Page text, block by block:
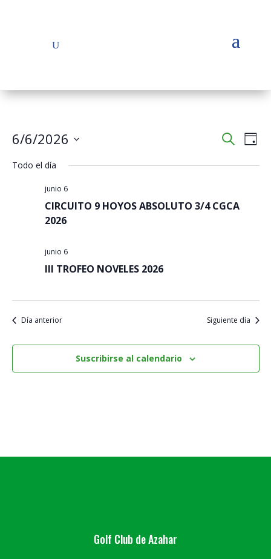
vistas
de
Buscar
de
Día
6/6/2026
fecha.
Todo el día
junio 6
CIRCUITO 9 HOYOS ABSOLUTO 3/4 CGCA
2026
junio 6
III TROFEO NOVELES 2026
Día anterior Siguiente día
Suscribirse al calendario
Golf Club de Azahar